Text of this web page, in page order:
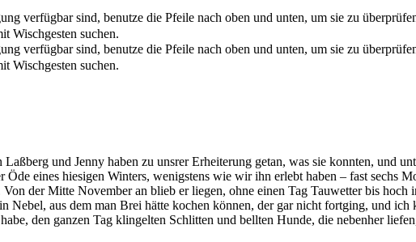
verfügbar sind, benutze die Pfeile nach oben und unten, um sie zu
Wischgesten suchen.
verfügbar sind, benutze die Pfeile nach oben und unten, um sie zu
Wischgesten suchen.
und Jenny haben zu unsrer Erheiterung getan, was sie konnten, und
eines hiesigen Winters, wenigstens wie wir ihn erlebt haben – fast sechs
der Mitte November an blieb er liegen, ohne einen Tag Tauwetter bis hoch
aus dem man Brei hätte kochen können, der gar nicht fortging, und ich
habe, den ganzen Tag klingelten Schlitten und bellten Hunde, die nebenher